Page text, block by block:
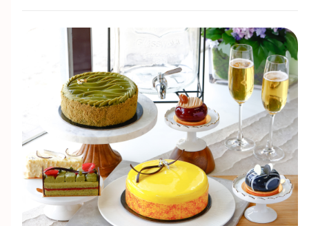
NF Points 奖赏
最近搜寻纪录